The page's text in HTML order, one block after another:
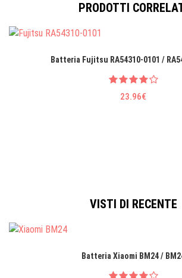
PRODOTTI
Batteria Fujitsu RA54310-0101 /
23.96€
VISTI DI RECENTE
Batteria Xiaomi BM24 /